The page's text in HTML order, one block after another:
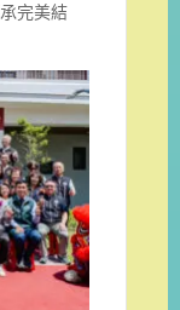
完美結